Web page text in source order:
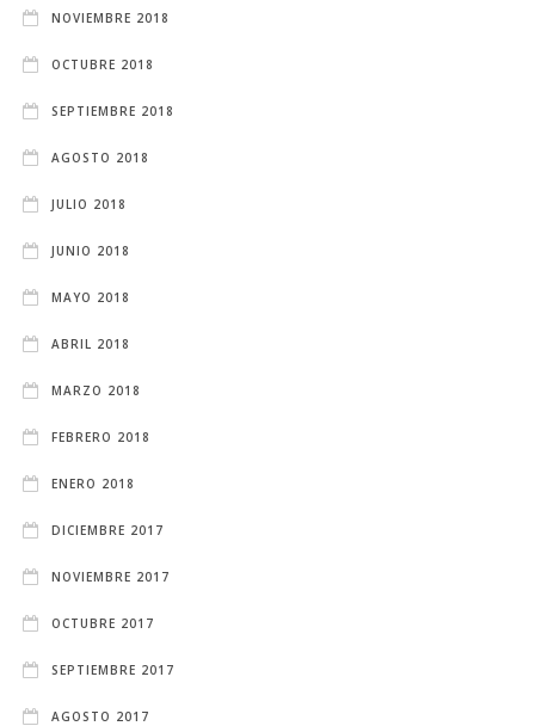
NOVIEMBRE 2018
OCTUBRE 2018
SEPTIEMBRE 2018
AGOSTO 2018
JULIO 2018
JUNIO 2018
MAYO 2018
ABRIL 2018
MARZO 2018
FEBRERO 2018
ENERO 2018
DICIEMBRE 2017
NOVIEMBRE 2017
OCTUBRE 2017
SEPTIEMBRE 2017
AGOSTO 2017